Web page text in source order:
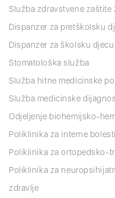
Služba zdravstvene zaštite
Dispanzer za pretškolsku
Dispanzer za školsku
Stomatološka služba
Služba hitne medicinske
Služba medicinske
Odjeljenje biohemijsko-
Poliklinika za interne bolesti
Poliklinika za ortopedsko-
Poliklinika za
zdravlje